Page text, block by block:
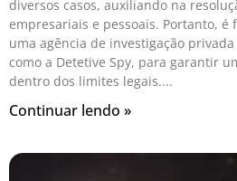
diversos casos, auxiliando na
empresariais e pessoais. Portanto,
uma agência de investigação
como a Detetive Spy, para garantir
dentro dos limites legais.
Continuar lendo »